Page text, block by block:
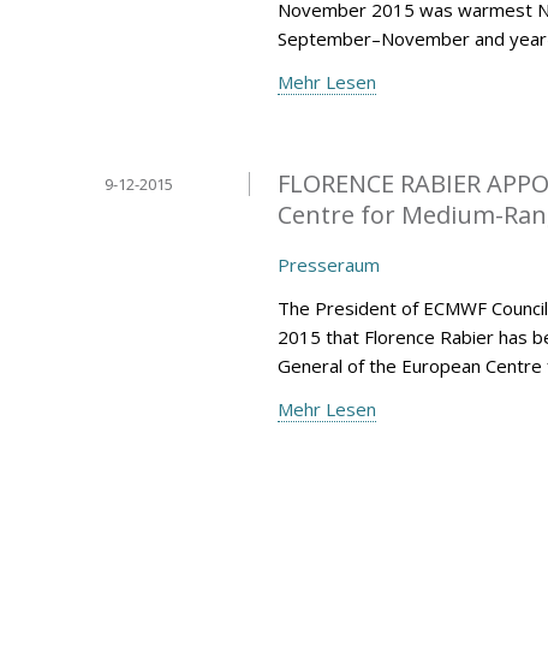
November 2015 was warmest
September–November and
Mehr Lesen
FLORENCE RABIER
Centre for Medium-
9-12-2015
Presseraum
The President of ECMWF
2015 that Florence Rabier has
General of the European
Mehr Lesen